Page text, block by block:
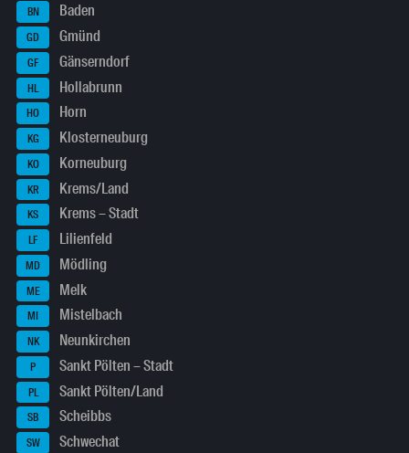
BN Baden
GD Gmünd
GF Gänserndorf
HL Hollabrunn
HO Horn
KG Klosterneuburg
KO Korneuburg
KR Krems/Land
KS Krems – Stadt
LF Lilienfeld
MD Mödling
ME Melk
MI Mistelbach
NK Neunkirchen
P Sankt Pölten – Stadt
PL Sankt Pölten/Land
SB Scheibbs
SW Schwechat